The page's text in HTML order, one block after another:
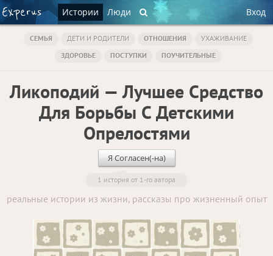
Истории Люди Вход
СЕМЬЯ ДЕТИ И РОДИТЕЛИ ОТНОШЕНИЯ
УХАЖИВАНИЕ
ЗДОРОВЬЕ
ПОСТУПКИ ПОУЧИТЕЛЬНЫЕ
Ликоподий — Лучшее Средство
Для Борьбы С Детскими
Опрелостями
Я Согласен(-на)
1 история от 1-го автора
реальные истории из жизни, рассказы про жизненный опыт